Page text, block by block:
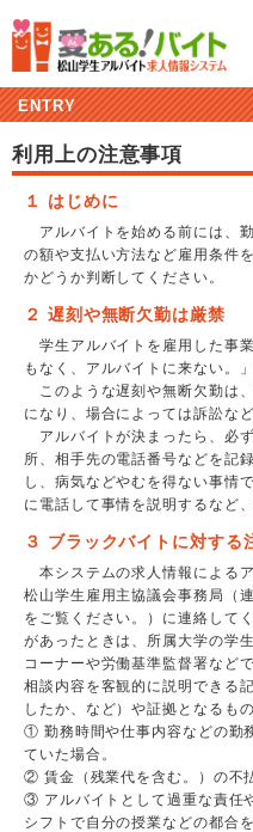
ENTRY
利用上の注意事項
１ はじめに
アルバイトを始める前には、
の額や支払い方法など雇用条件
かどうか判断してください。
２ 遅刻や無断欠勤は厳禁
学生アルバイトを雇用した事
もなく、アルバイトに来ない。
このような遅刻や無断欠勤は
になり、場合によっては訴訟な
アルバイトが決まったら、必
所、相手先の電話番号などを記
し、病気などやむを得ない事情
に電話して事情を説明するなど
３ ブラックバイトに対する
本システムの求人情報による
松山学生雇用主協議会事務局（
をご覧ください。）に連絡して
があったときは、所属大学の学
コーナーや労働基準監督署など
相談内容を客観的に説明できる
したか、など）や証拠となるも
① 勤務時間や仕事内容などの勤
ていた場合。
② 賃金（残業代を含む。）の不
③ アルバイトとして過重な責任
シフトで自分の授業などの都合